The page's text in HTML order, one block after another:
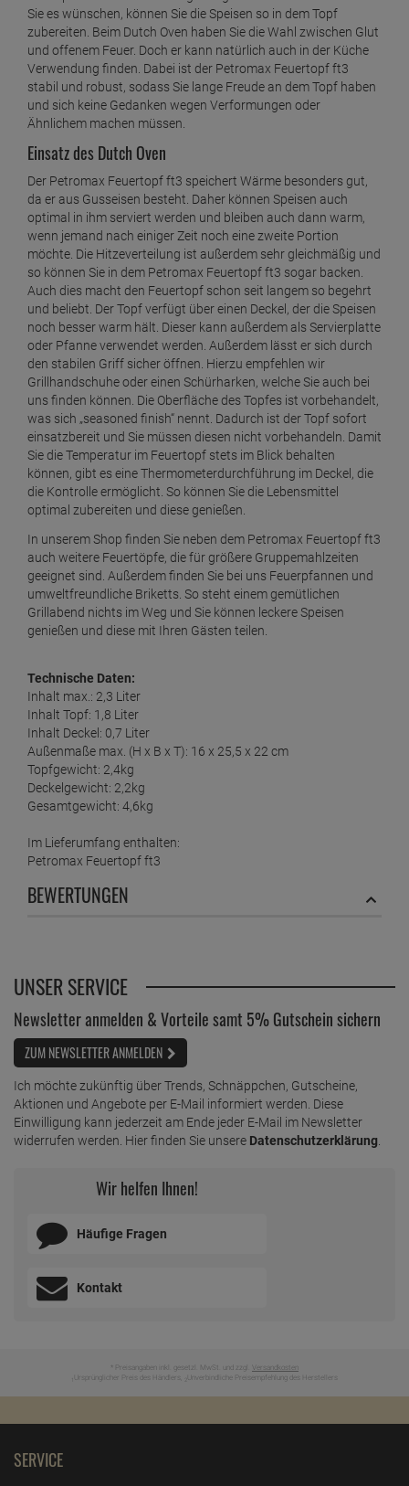
Sie es wünschen, können Sie die Speisen so in dem Topf
zubereiten. Beim Dutch Oven haben Sie die Wahl zwischen Glut
und offenem Feuer. Doch er kann natürlich auch in der Küche
Verwendung finden. Dabei ist der Petromax Feuertopf ft3
stabil und robust, sodass Sie lange Freude an dem Topf haben
und sich keine Gedanken wegen Verformungen oder
Ähnlichem machen müssen.
Einsatz des Dutch Oven
Der Petromax Feuertopf ft3 speichert Wärme besonders gut,
da er aus Gusseisen besteht. Daher können Speisen auch
optimal in ihm serviert werden und bleiben auch dann warm,
wenn jemand nach einiger Zeit noch eine zweite Portion
möchte. Die Hitzeverteilung ist außerdem sehr gleichmäßig und
so können Sie in dem Petromax Feuertopf ft3 sogar backen.
Auch dies macht den Feuertopf schon seit langem so begehrt
und beliebt. Der Topf verfügt über einen Deckel, der die Speisen
noch besser warm hält. Dieser kann außerdem als Servierplatte
oder Pfanne verwendet werden. Außerdem lässt er sich durch
den stabilen Griff sicher öffnen. Hierzu empfehlen wir
Grillhandschuhe oder einen Schürharken, welche Sie auch bei
uns finden können. Die Oberfläche des Topfes ist vorbehandelt,
was sich „seasoned finish“ nennt. Dadurch ist der Topf sofort
einsatzbereit und Sie müssen diesen nicht vorbehandeln. Damit
Sie die Temperatur im Feuertopf stets im Blick behalten
können, gibt es eine Thermometerdurchführung im Deckel, die
die Kontrolle ermöglicht. So können Sie die Lebensmittel
optimal zubereiten und diese genießen.
In unserem Shop finden Sie neben dem Petromax Feuertopf ft3
auch weitere Feuertöpfe, die für größere Gruppemahlzeiten
geeignet sind. Außerdem finden Sie bei uns Feuerpfannen und
umweltfreundliche Briketts. So steht einem gemütlichen
Grillabend nichts im Weg und Sie können leckere Speisen
genießen und diese mit Ihren Gästen teilen.
Technische Daten:
Inhalt max.: 2,3 Liter
Inhalt Topf: 1,8 Liter
Inhalt Deckel: 0,7 Liter
Außenmaße max. (H x B x T): 16 x 25,5 x 22 cm
Topfgewicht: 2,4kg
Deckelgewicht: 2,2kg
Gesamtgewicht: 4,6kg
Im Lieferumfang enthalten:
Petromax Feuertopf ft3
BEWERTUNGEN
UNSER SERVICE
Newsletter anmelden & Vorteile samt 5% Gutschein sichern
ZUM NEWSLETTER ANMELDEN
Ich möchte zukünftig über Trends, Schnäppchen, Gutscheine,
Aktionen und Angebote per E-Mail informiert werden. Diese
Einwilligung kann jederzeit am Ende jeder E-Mail im Newsletter
widerrufen werden. Hier finden Sie unsere Datenschutzerklärung.
Wir helfen Ihnen!
Häufige Fragen
Kontakt
* Preisangaben inkl. gesetzl. MwSt. und zzgl. Versandkosten
Ursprünglicher Preis des Händlers, Unverbindliche Preisempfehlung des Herstellers
SERVICE